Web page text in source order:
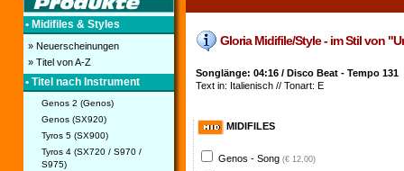
• Midifiles & Styles
» Neuerscheinungen
» Titel von A-Z
• Titel nach Instrument
Genos 2 (Genos)
Genos (SX920)
Tyros 5 (SX900)
Tyros 4 (SX720 / S970 /
S975)
Gloria Midifile/Style - im Stil von
Songlänge: 04:16 / Disco Beat - Tempo 131
Text in: Italienisch // Tonart: E
MIDIFILES
Genos - Song (€ 12,00)